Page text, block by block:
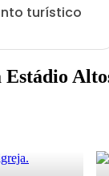
turístico
Estádio